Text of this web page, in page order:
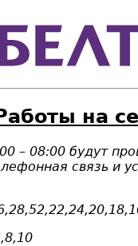
на
– 08:00 будут
связь и